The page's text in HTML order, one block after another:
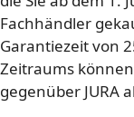
Fachhändler
Garantiezeit von
Zeitraums
gegenüber JURA